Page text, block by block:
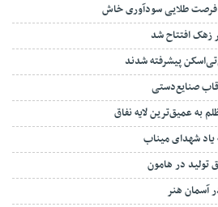
فرصت طلایی سودآوری خاش
زهک افتتاح شد
پیشرفته شدند
صنایع‌دستی
به عمیق‌ترین لایه نفاق
یاد شهدای میناب
تولید در هامون